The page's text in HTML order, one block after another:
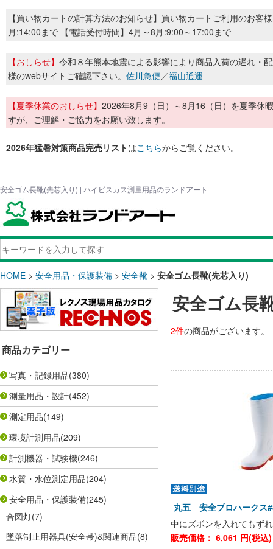
【買い物カートの計算方法のお知らせ】買い物カートご利用のお客
月:14:00まで 【電話受付時間】4月～8月:9:00～17:00まで
【おしらせ】 令和８年熊本地震による影響により商品入荷の遅れ・
様のwebサイトご確認下さい。 佐川急便／福山通運
【夏季休業のおしらせ】 2026年8月9（日）～8月16（日）を夏季休
すが、ご理解・ご協力をお願い致します。
2026年猛暑対策商品完売リストはこちらからご覧ください。
安全ゴム長靴(先芯入り) | ハイビスカス測量用品のランドアート
HOME > 安全用品・保護装備 > 安全靴 > 安全ゴム長靴(先芯入り)
商品カテゴリー
写真・記録用品(380)
測量用品・設計(452)
測定用品(149)
環境計測用品(209)
計測機器・試験機(246)
水質・水位測定用品(204)
安全用品・保護装備(245)
合図灯(7)
墜落制止用器具(安全帯)&関連商品(8)
安全ゴム長
2件の商品がございます。
丸五 安全プロハークス
中にズボンを入れてもず
販売価格： 6,061 円(税